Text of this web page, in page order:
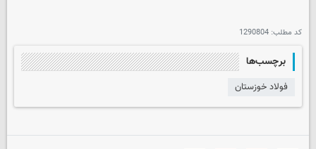
کد مطلب: 1290804
برچسب‌ها
فولاد خوزستان